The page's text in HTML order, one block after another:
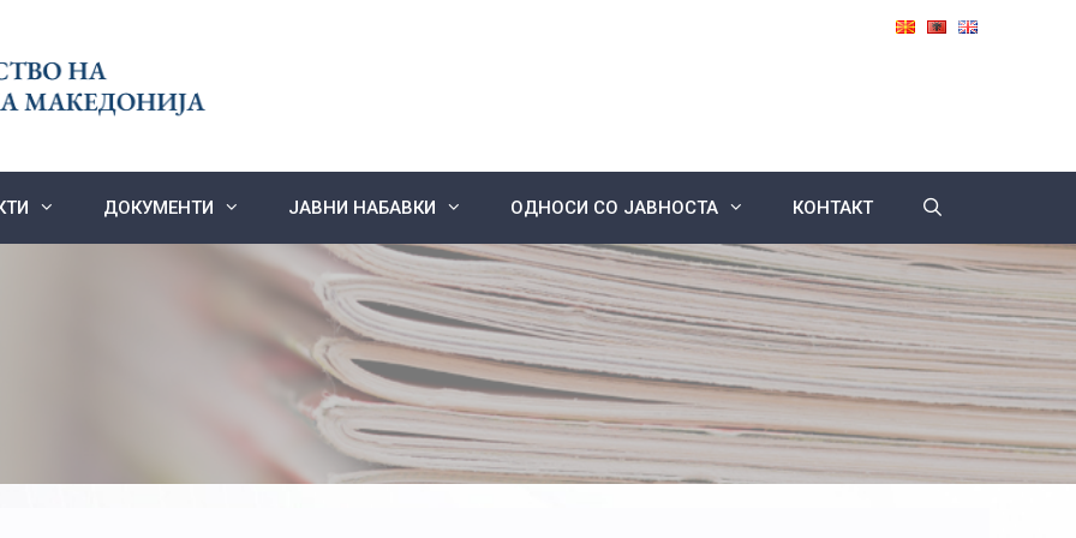
ДОКУМЕНТИ ЈАВНИ НАБАВКИ ОДНОСИ СО ЈАВНОСТА КОНТАКТ